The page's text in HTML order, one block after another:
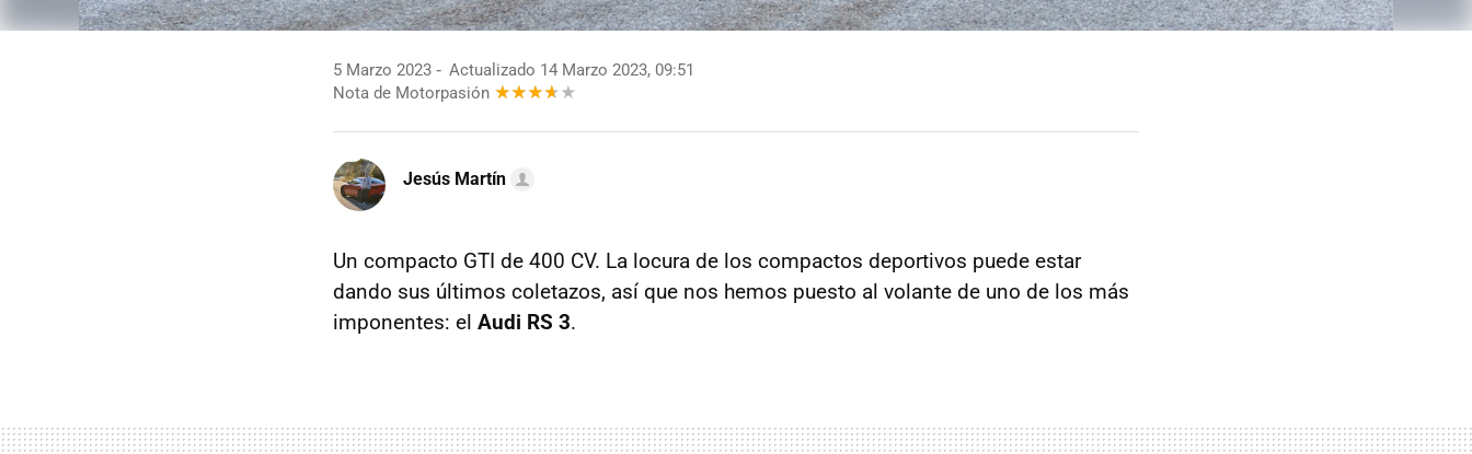
5 Marzo 2023
Actualizado 14 Marzo 2023, 09:51
Nota de Motorpasión
Jesús Martín
Un compacto GTI de 400 CV. La locura de los compactos deportivos puede estar
dando sus últimos coletazos, así que nos hemos puesto al volante de uno de los más
imponentes: el Audi RS 3.